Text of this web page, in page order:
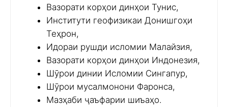
Вазорати корҳои динҳои Тунис,
Институти геофизикаи Донишгоҳи
Теҳрон,
Идораи рушди исломии Малайзия,
Вазорати корҳои динҳои Индонезия,
Шӯрои динии Исломии Сингапур,
Шӯрои мусалмонони Фаронса,
Мазҳаби ҷаъфарии шиъаҳо.